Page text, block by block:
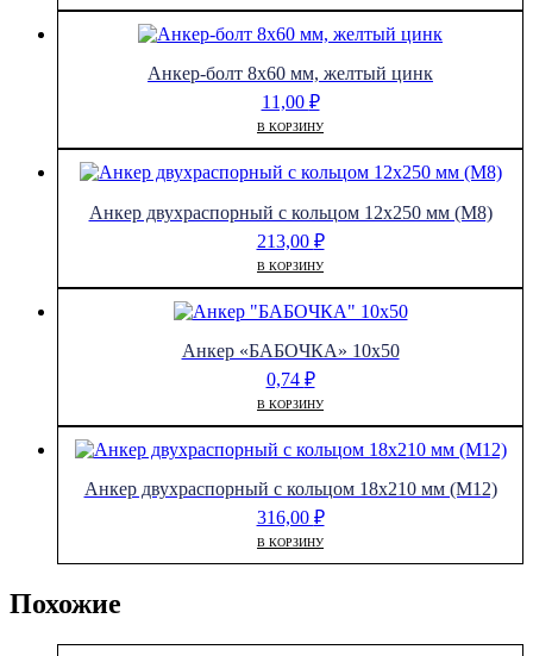
Анкер-болт 8х60 мм, желтый цинк
11,00 ₽
В КОРЗИНУ
Анкер двухраспорный с кольцом 12х250 мм (М8)
213,00 ₽
В КОРЗИНУ
Анкер «БАБОЧКА» 10х50
0,74 ₽
В КОРЗИНУ
Анкер двухраспорный с кольцом 18х210 мм (М12)
316,00 ₽
В КОРЗИНУ
Похожие